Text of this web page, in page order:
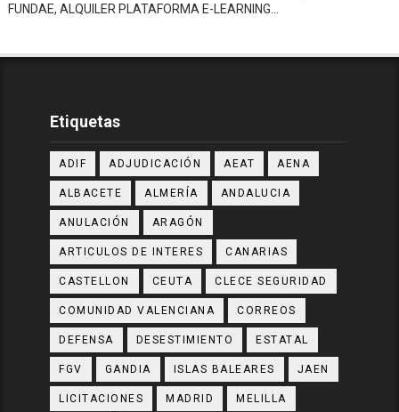
FUNDAE, ALQUILER PLATAFORMA E-LEARNING…
Etiquetas
ADIF ADJUDICACIÓN AEAT AENA
ALBACETE ALMERÍA ANDALUCIA
ANULACIÓN ARAGÓN
ARTICULOS DE INTERES CANARIAS
CASTELLON CEUTA CLECE SEGURIDAD
COMUNIDAD VALENCIANA CORREOS
DEFENSA DESESTIMIENTO ESTATAL
FGV GANDIA ISLAS BALEARES JAEN
LICITACIONES MADRID MELILLA